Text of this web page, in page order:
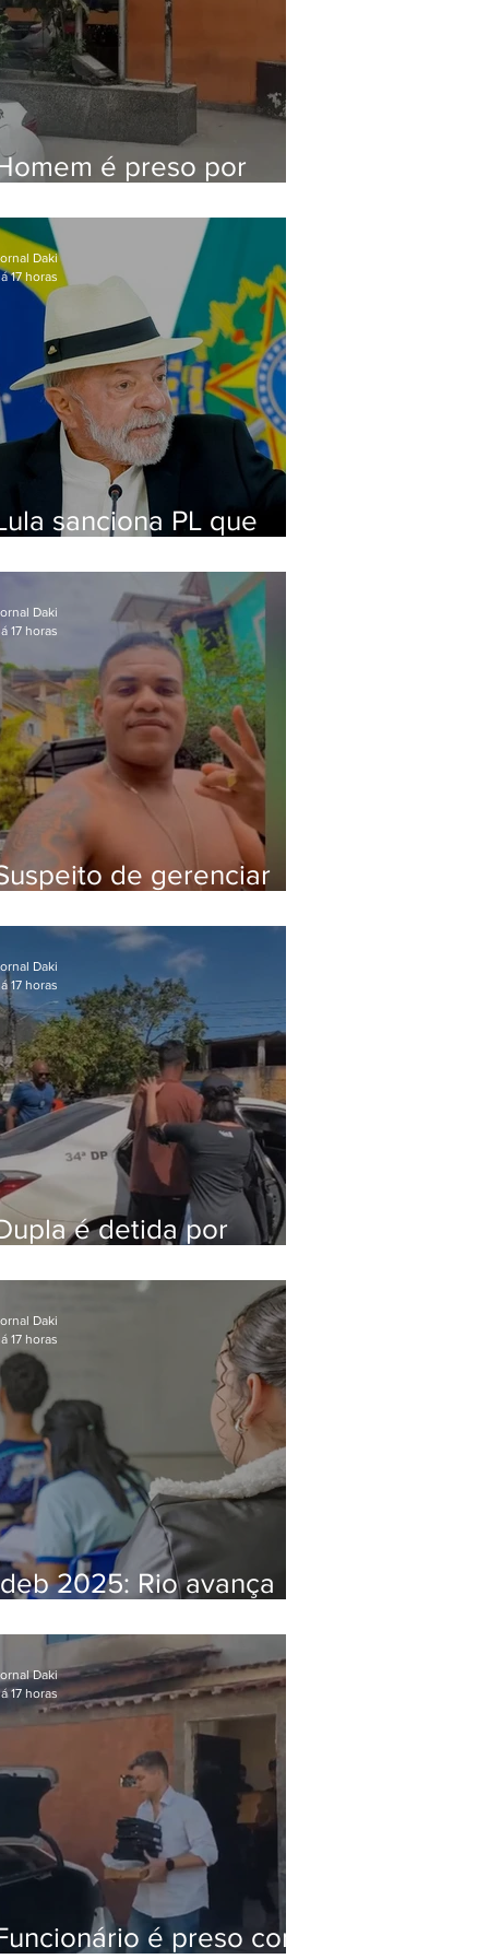
é preso por
sexual em
sanciona PL que
contra crianças
Daki
17 horas
de gerenciar
meses foragido
Daki
17 horas
é detida por
silvestres em
Daki
17 horas
2025: Rio avança
da média nacional
Daki
17 horas
é preso com
Daki
17 horas